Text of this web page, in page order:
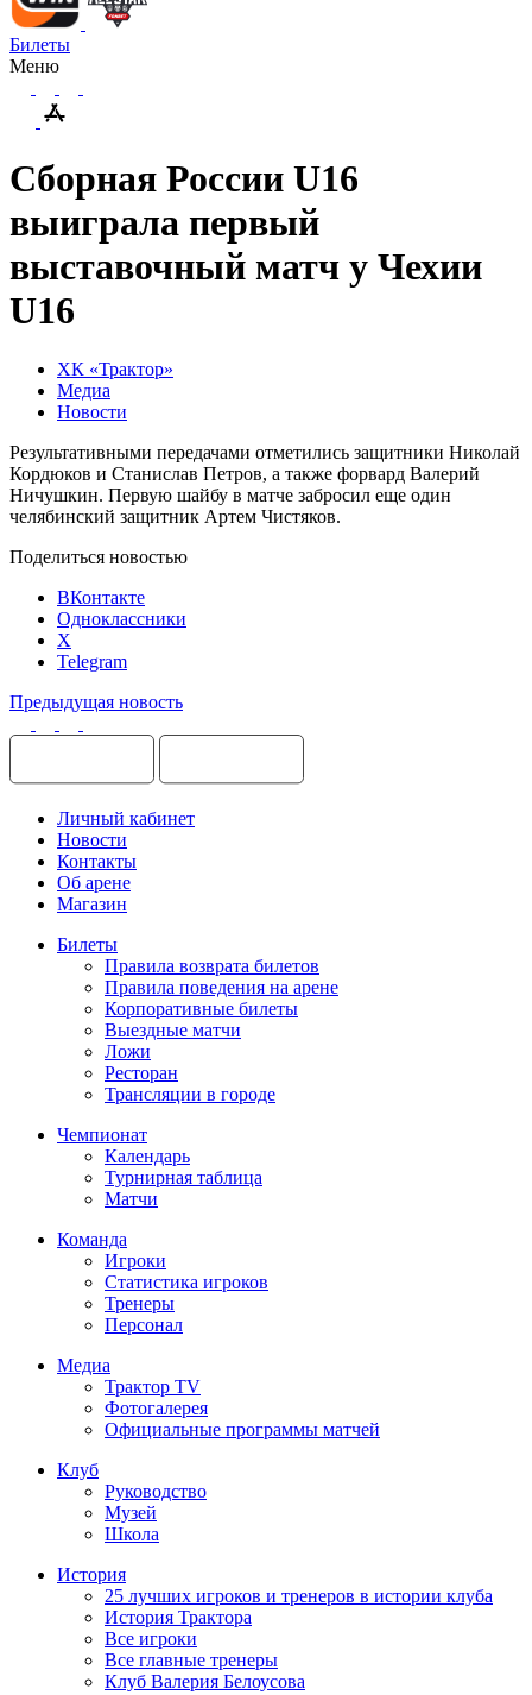
Билеты
Меню
Сборная России U16
выиграла первый
выставочный матч у Чехии
U16
ХК «Трактор»
Медиа
Новости
Результативными передачами отметились защитники Николай
Кордюков и Станислав Петров, а также форвард Валерий
Ничушкин. Первую шайбу в матче забросил еще один
челябинский защитник Артем Чистяков.
Поделиться новостью
ВКонтакте
Одноклассники
X
Telegram
Предыдущая новость
Личный кабинет
Новости
Контакты
Об арене
Магазин
Билеты
Правила возврата билетов
Правила поведения на арене
Корпоративные билеты
Выездные матчи
Ложи
Ресторан
Трансляции в городе
Чемпионат
Календарь
Турнирная таблица
Матчи
Команда
Игроки
Статистика игроков
Тренеры
Персонал
Медиа
Трактор TV
Фотогалерея
Официальные программы матчей
Клуб
Руководство
Музей
Школа
История
25 лучших игроков и тренеров в истории клуба
История Трактора
Все игроки
Все главные тренеры
Клуб Валерия Белоусова